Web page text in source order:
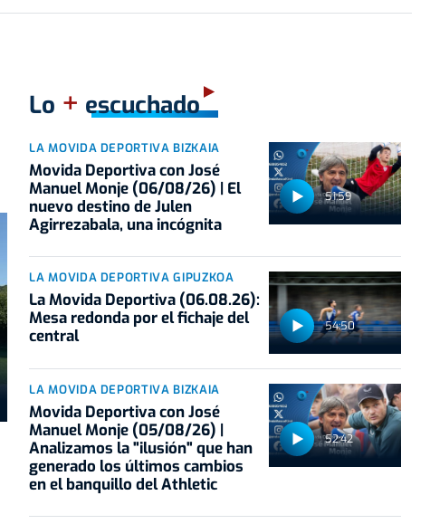
Lo + escuchado
51:59
LA MOVIDA DEPORTIVA BIZKAIA
Movida Deportiva con José
Manuel Monje (06/08/26) | El
nuevo destino de Julen
Agirrezabala, una incógnita
54:50
LA MOVIDA DEPORTIVA GIPUZKOA
La Movida Deportiva (06.08.26):
Mesa redonda por el fichaje del
central
52:42
LA MOVIDA DEPORTIVA BIZKAIA
Movida Deportiva con José
Manuel Monje (05/08/26) |
Analizamos la "ilusión" que han
generado los últimos cambios
en el banquillo del Athletic